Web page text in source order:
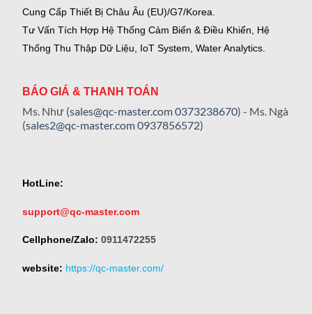
Cung Cấp Thiết Bị Châu Âu (EU)/G7/Korea.
Tư Vấn Tích Hợp Hệ Thống Cảm Biến & Điều Khiển, Hệ
Thống Thu Thập Dữ Liệu, IoT System, Water Analytics.
BÁO GIÁ & THANH TOÁN
Ms. Như (sales@qc-master.com0373238670) - Ms. Ngà
(sales2@qc-master.com0937856572)
HotLine:
support@qc-master.com
Cellphone/Zalo: 0911472255
website: https://qc-master.com/